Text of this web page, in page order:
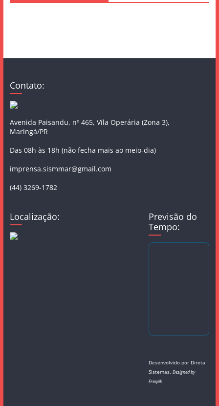
Contato:
Avenida Paisandu, nº 465, Vila Operária (Zona 3),
Maringá/PR
Das 08h às 18h (não fecha mais ao meio-dia)
imprensa.sismmar@gmail.com
(44) 3269-1782
Localização:
Previsão do
Tempo:
Desenvolvido por Direta
Sistemas.Designed by
Freepik